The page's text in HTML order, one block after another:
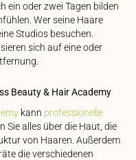
ein oder zwei Tagen bilden
Wer seine Haare
Studios besuchen.
sich auf eine oder
Beauty & Hair Academy
kann professionelle
Sie alles über die Haut, die
von Haaren. Außerdem
die verschiedenen